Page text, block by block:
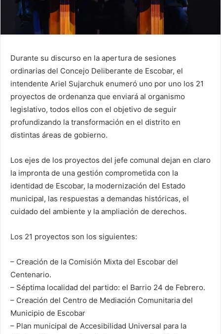
Durante su discurso en la apertura de sesiones
ordinarias del Concejo Deliberante de Escobar, el
intendente Ariel Sujarchuk enumeró uno por uno los 21
proyectos de ordenanza que enviará al organismo
legislativo, todos ellos con el objetivo de seguir
profundizando la transformación en el distrito en
distintas áreas de gobierno.
Los ejes de los proyectos del jefe comunal dejan en claro
la impronta de una gestión comprometida con la
identidad de Escobar, la modernización del Estado
municipal, las respuestas a demandas históricas, el
cuidado del ambiente y la ampliación de derechos.
Los 21 proyectos son los siguientes:
– Creación de la Comisión Mixta del Escobar del
Centenario.
– Séptima localidad del partido: el Barrio 24 de Febrero.
– Creación del Centro de Mediación Comunitaria del
Municipio de Escobar
– Plan municipal de Accesibilidad Universal para la